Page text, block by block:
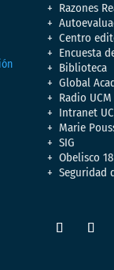
Razones
Centro
Encuesta
Biblioteca
Global
Radio UCM
Intranet
Marie
SIG
Obelisco 18
Seguridad